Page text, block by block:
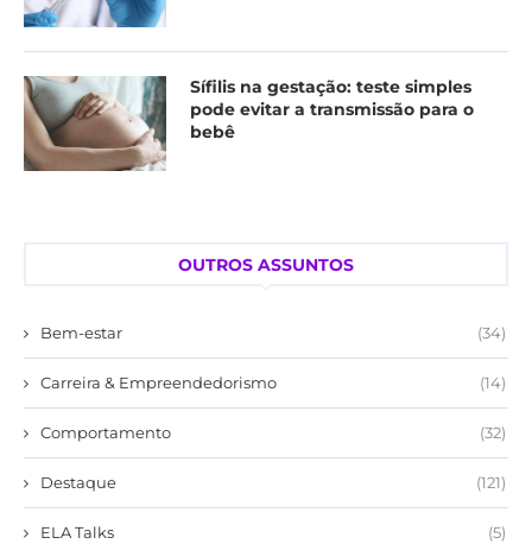
Sífilis na gestação: teste simples
pode evitar a transmissão para o
bebê
OUTROS ASSUNTOS
Bem-estar (34)
Carreira & Empreendedorismo (14)
Comportamento (32)
Destaque (121)
ELA Talks (5)